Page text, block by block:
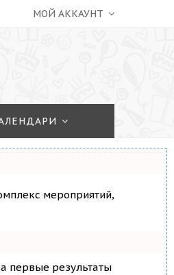
МОЙ АККАУНТ
мероприятий,
первые результаты